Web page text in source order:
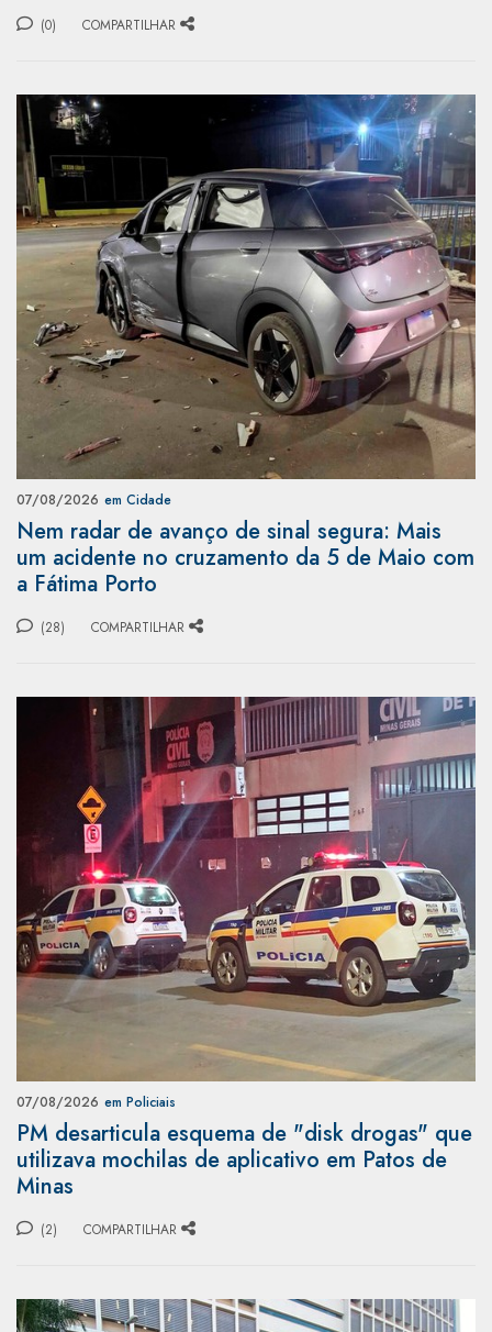
(0) COMPARTILHAR
07/08/2026 em Cidade
Nem radar de avanço de sinal segura: Mais
um acidente no cruzamento da 5 de Maio com
a Fátima Porto
(28) COMPARTILHAR
07/08/2026 em Policiais
PM desarticula esquema de "disk drogas" que
utilizava mochilas de aplicativo em Patos de
Minas
(2) COMPARTILHAR